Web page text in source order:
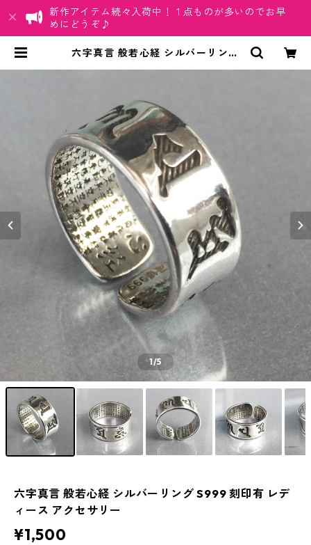
新作アイテム続々入荷中！１点ものが多いのでお早
めにどうぞ♪
六字真言 般若心経 シルバーリング
1/5
六字真言 般若心経 シルバーリング S999 刻印有 レデ
ィース アクセサリー
¥1,500